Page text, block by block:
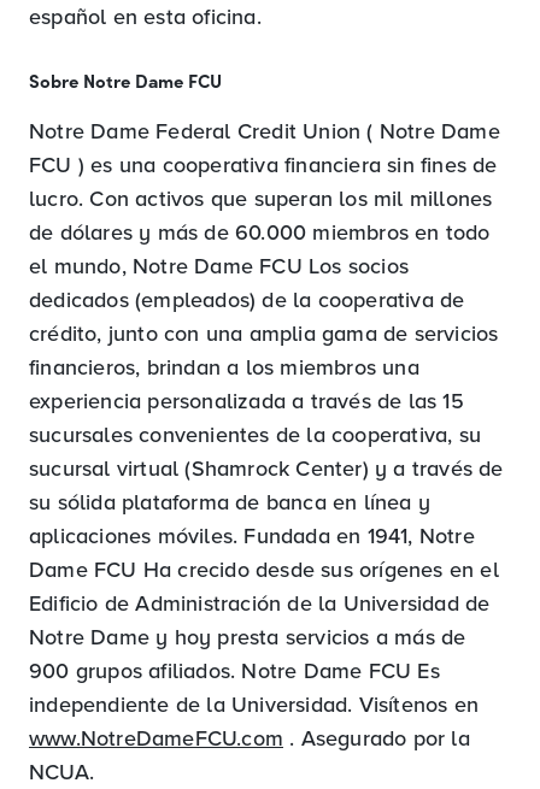
español en esta oficina.
Sobre Notre Dame FCU
Notre Dame Federal Credit Union ( Notre Dame
FCU ) es una cooperativa financiera sin fines de
lucro. Con activos que superan los mil millones
de dólares y más de 60.000 miembros en todo
el mundo, Notre Dame FCU Los socios
dedicados (empleados) de la cooperativa de
crédito, junto con una amplia gama de servicios
financieros, brindan a los miembros una
experiencia personalizada a través de las 15
sucursales convenientes de la cooperativa, su
sucursal virtual (Shamrock Center) y a través de
su sólida plataforma de banca en línea y
aplicaciones móviles. Fundada en 1941, Notre
Dame FCU Ha crecido desde sus orígenes en el
Edificio de Administración de la Universidad de
Notre Dame y hoy presta servicios a más de
900 grupos afiliados. Notre Dame FCU Es
independiente de la Universidad. Visítenos en
www.NotreDameFCU.com . Asegurado por la
NCUA.